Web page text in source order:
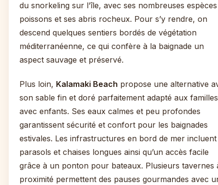
du snorkeling sur l’île, avec ses nombreuses
poissons et ses abris rocheux. Pour s’y rendre, on
descend quelques sentiers bordés de végétation
méditerranéenne, ce qui confère à la baignade un
aspect sauvage et préservé.
Plus loin, Kalamaki Beach propose une alternative
son sable fin et doré parfaitement adapté aux familles
avec enfants. Ses eaux calmes et peu profondes
garantissent sécurité et confort pour les baignades
estivales. Les infrastructures en bord de mer incluent
parasols et chaises longues ainsi qu’un accès facile
grâce à un ponton pour bateaux. Plusieurs tavernes
proximité permettent des pauses gourmandes avec